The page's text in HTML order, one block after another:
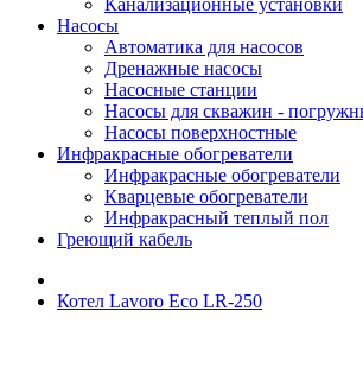
Канализационные установки
Насосы
Автоматика для насосов
Дренажные насосы
Насосные станции
Насосы для скважин -
Насосы поверхностные
Инфракрасные обогреватели
Инфракрасные обогреватели
Кварцевые обогреватели
Инфракрасный теплый пол
Греющий кабель
Котел Lavoro Eco LR-250